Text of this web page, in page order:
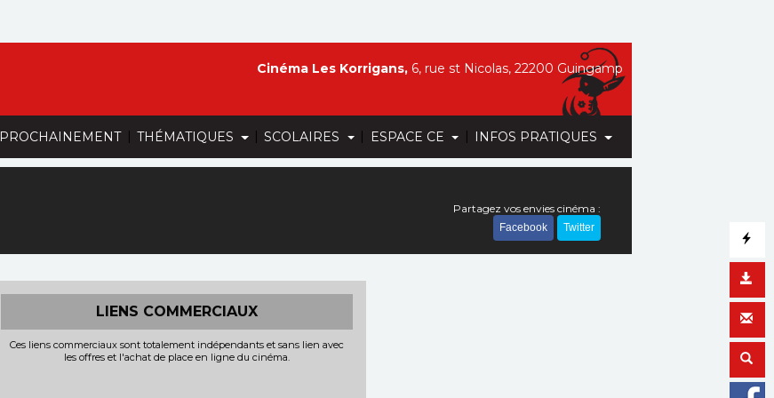
PROCHAINEMENT | THÉMATIQUES | SCOLAIRES | ESPACE CE | INFOS PRATIQUES
Cinéma Les Korrigans, 6, rue st Nicolas, 22200 Guingamp
Partagez vos envies cinéma :
Facebook Twitter
LIENS COMMERCIAUX
Ces liens commerciaux sont totalement indépendants et sans lien avec
les offres et l'achat de place en ligne du cinéma.